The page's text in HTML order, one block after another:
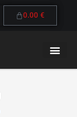
0.00 €